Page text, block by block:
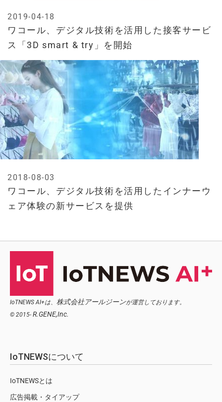
ワコール、デジタル技術を活用した接客サービ
ス「3D smart & try」を開始
2019-04-18
ワコール、デジタル技術を活用したインナーウ
ェア体験の新サービスを提供
2018-08-03
IoTNEWS AI+は、 株式会社アールジーンが運営しております。
© 2015- R.GENE,Inc.
IoTNEWSについて
IoTNEWSとは
広告掲載・タイアップ